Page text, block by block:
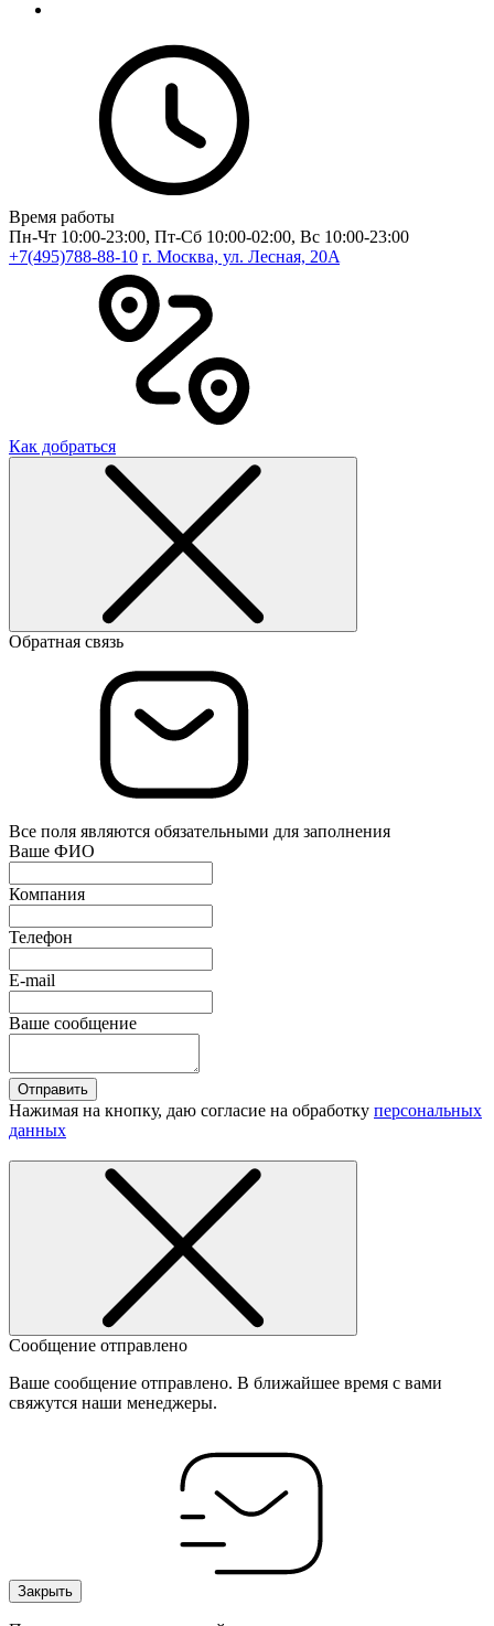
Время работы
Пн-Чт 10:00-23:00, Пт-Сб 10:00-02:00, Вс 10:00-23:00
+7(495)788-88-10 г. Москва, ул. Лесная, 20A
Как добраться
Обратная связь
Все поля являются обязательными для заполнения
Ваше ФИО
Компания
Телефон
E-mail
Ваше сообщение
Отправить
Нажимая на кнопку, даю согласие на обработку персональных
данных
Сообщение отправлено
Ваше сообщение отправлено. В ближайшее время с вами
свяжутся наши менеджеры.
Закрыть